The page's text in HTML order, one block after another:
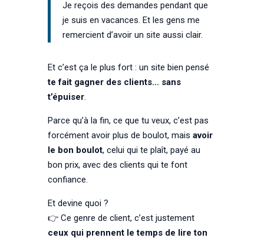
Je reçois des demandes pendant que
je suis en vacances. Et les gens me
remercient d’avoir un site aussi clair.
Et c’est ça le plus fort : un site bien pensé
te fait gagner des clients… sans
t’épuiser.
Parce qu’à la fin, ce que tu veux, c’est pas
forcément avoir plus de boulot, mais avoir
le bon boulot, celui qui te plaît, payé au
bon prix, avec des clients qui te font
confiance.
Et devine quoi ?
👉 Ce genre de client, c’est justement
ceux qui prennent le temps de lire ton